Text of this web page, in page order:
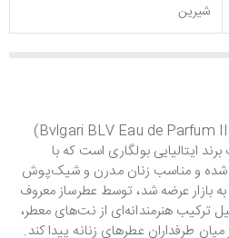
شیرین
ادکلن بولگاری بی ال وی زنانه (Bvlgari BLV Eau de Parfum II)
ایتالیایی بولگاری است که با
شده و مناسب زنان مدرن و شیک‌پوش
این عطر که در سال 2009 به بازار عرضه شد، توسط عطرساز معروف
ترکیب هنرمندانه‌ای از نت‌های معطر،
طرفداران عطرهای زنانه پیدا کند.